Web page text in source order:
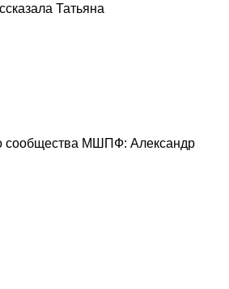
Татьяна
сообщества МШПФ: Александр